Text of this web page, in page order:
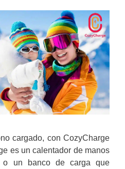
cargado, con CozyCharge
es un calentador de manos
o un banco de carga que